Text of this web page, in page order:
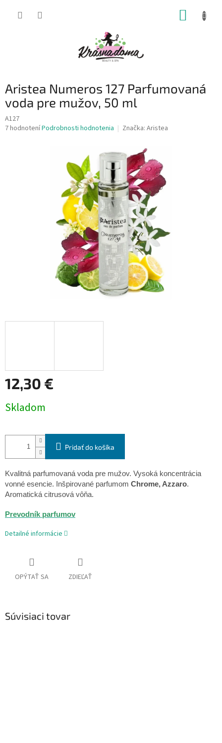
Aristea Numeros 127 Parfumovaná
voda pre mužov, 50 ml
A127
Priemerné
7 hodnoteníPodrobnosti hodnotenia Značka: Aristea
12,30 €
cena:
Skladom
Pridať do košíka
Kvalitná parfumovaná voda pre mužov. Vysoká koncentrácia
vonné esencie. Inšpirované parfumom Chrome,Azzaro.
Aromatická citrusová vôňa.
Prevodník parfumov
Detailné informácie
OPÝTAŤ SA ZDIEĽAŤ
Súvisiaci tovar